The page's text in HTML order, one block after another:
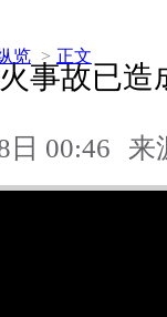
览 > 正文
事故已造
日 00:46 来